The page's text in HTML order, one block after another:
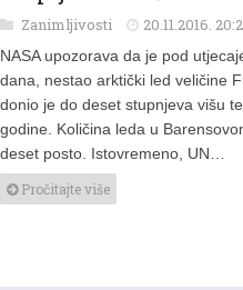
dana, nestao arktički led veličine
donio je do deset stupnjeva višu
godine. Količina leda u
deset posto. Istovremeno, UN…
Pročitajte više